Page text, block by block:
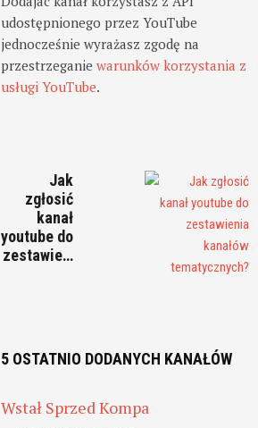
udostępnionego przez YouTube
jednocześnie wyrażasz zgodę na
przestrzeganiewarunków korzystania z
usługi YouTube.
Jak
zgłosić
kanał
youtube do
zestawie…
5 OSTATNIO DODANYCH KANAŁÓW
Wstał Sprzed Kompa